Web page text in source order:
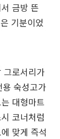
금방 뜬
기분이었
그로서리가
용 숙성고가
대형마트
코너처럼
맞게 즉석